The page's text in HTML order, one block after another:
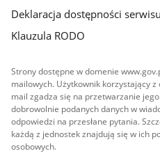
Deklaracja dostępności
Klauzula RODO
Strony dostępne w domenie
mailowych. Użytkownik korzystający
mail zgadza się na przetwarzanie
dobrowolnie podanych danych w
odpowiedzi na przesłane pytania.
każdą z jednostek znajdują się w ich
osobowych.